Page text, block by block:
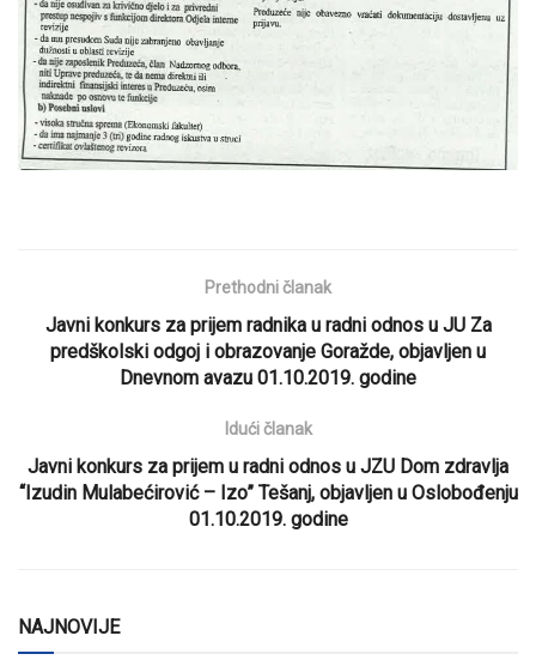
Prethodni članak
Javni konkurs za prijem radnika u radni odnos u JU Za
predškolski odgoj i obrazovanje Goražde, objavljen u
Dnevnom avazu 01.10.2019. godine
Idući članak
Javni konkurs za prijem u radni odnos u JZU Dom zdravlja
“Izudin Mulabećirović – Izo” Tešanj, objavljen u Oslobođenju
01.10.2019. godine
NAJNOVIJE